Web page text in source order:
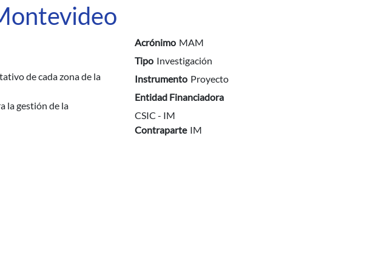
de cada zona de la
la gestión de la
Acrónimo MAM
Tipo Investigación
Instrumento Proyecto
Entidad Financiadora
CSIC - IM
Contraparte IM